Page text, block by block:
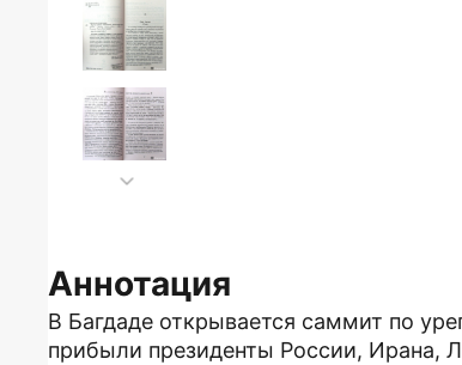
Аннотация
В Багдаде открывается саммит по
прибыли президенты России, Ирана,